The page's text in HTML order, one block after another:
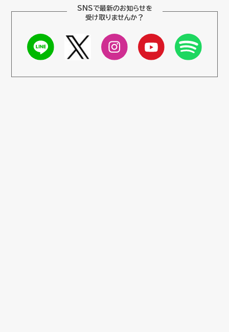
SNSで最新のお知らせを
受け取りませんか？